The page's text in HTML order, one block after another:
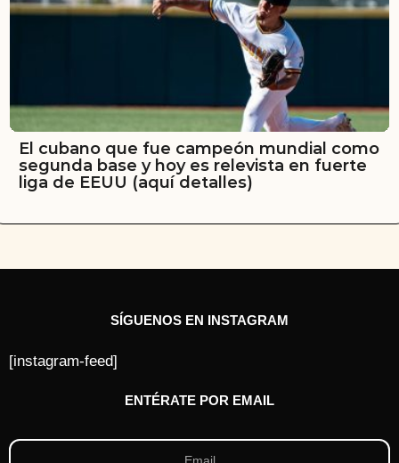
El cubano que fue campeón mundial como
segunda base y hoy es relevista en fuerte
liga de EEUU (aquí detalles)
SÍGUENOS EN INSTAGRAM
[instagram-feed]
ENTÉRATE POR EMAIL